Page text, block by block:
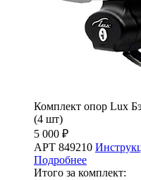
Комплект опор Lux
(4 шт)
5 000 ₽
АРТ 849210
Подробнее
Итого за комплект: